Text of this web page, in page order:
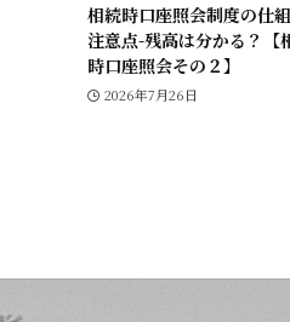
相続時口座照会制度の仕
注意点-残高は分かる？【
時口座照会その２】
2026年7月26日